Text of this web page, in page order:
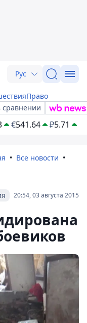
Рус
Право
сравнении
€541.64 ₽5.71
Все новости
20:54, 03 августа 2015